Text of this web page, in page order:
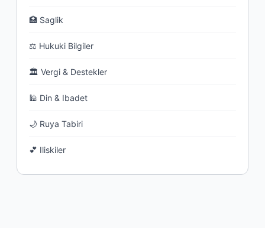
🏥 Saglik
⚖ Hukuki Bilgiler
🏛 Vergi & Destekler
🕌 Din & Ibadet
🌙 Ruya Tabiri
💕 Iliskiler